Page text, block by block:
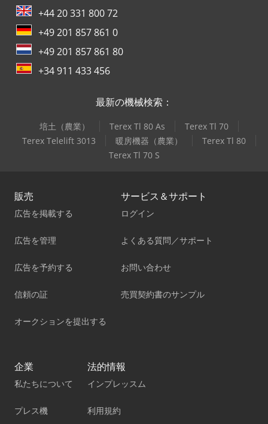
+44 20 331 800 72
+49 201 857 861 0
+49 201 857 861 80
+34 911 433 456
最新の機械検索：
培土（農業） Terex Tl 80 As
Terex Tl 70
Terex Telelift 3013
暖房機器（農業）
Terex Tl 80
Terex Tl 70 S
販売
広告を掲載する
広告を管理
広告を予約する
信頼の証
オークションを提出する
サービス＆サポート
ログイン
よくある質問／サポート
お問い合わせ
売買契約書のサンプル
企業
私たちについて
プレス機
法的情報
インプレッスム
利用規約